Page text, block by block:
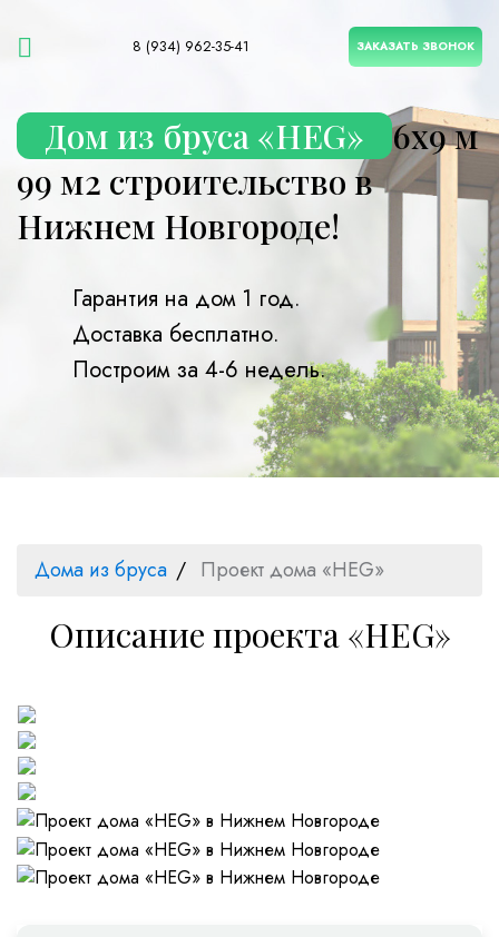
8 (934) 962-35-41 ЗАКАЗАТЬ ЗВОНОК
Дом из бруса «HEG»
6х9 м
99 м2 строительство в
Нижнем Новгороде!
Гарантия на дом 1 год.
Доставка бесплатно.
Построим за 4-6 недель.
Дома из бруса Проект дома «HEG»
Описание проекта «HEG»